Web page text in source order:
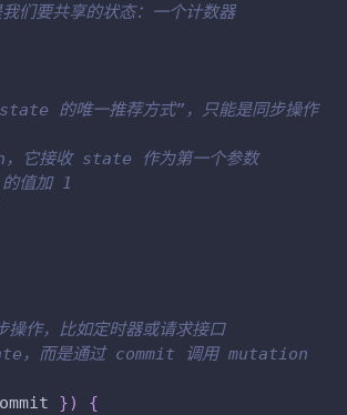
们要共享的状态：一个计数器
的唯一推荐方式”，只能是同步操作
它接收 state 作为第一个参数
值加 1
，比如定时器或请求接口
，而是通过 commit 调用 mutation
})
{